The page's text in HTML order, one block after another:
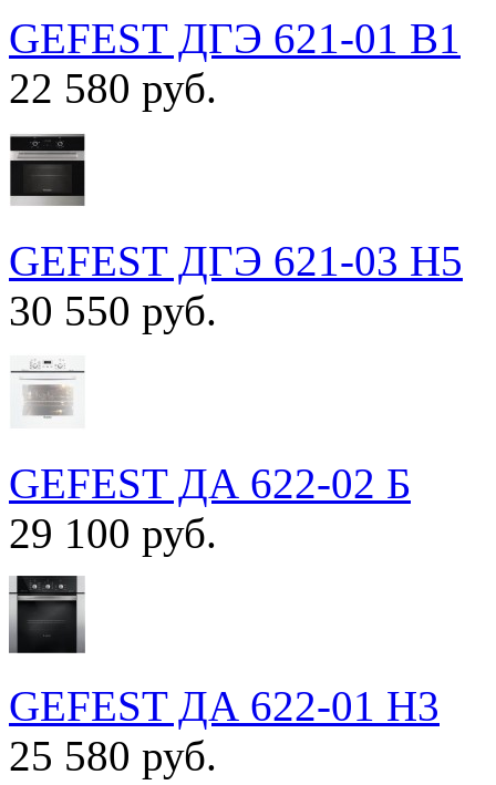
GEFEST ДГЭ 621-01 B1
22 580 руб.
GEFEST ДГЭ 621-03 Н5
30 550 руб.
GEFEST ДА 622-02 Б
29 100 руб.
GEFEST ДА 622-01 Н3
25 580 руб.